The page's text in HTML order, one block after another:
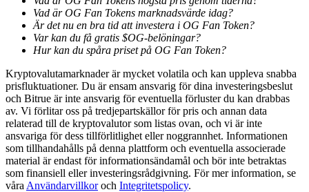
BTR-låsningar
Exklusiva investeringar för BTR-innehavare
Vad är OG Fan Tokens marknadsvärde idag?
Är det nu en bra tid att investera i OG Fan Token?
Var kan du få gratis $OG-belöningar?
Hur kan du spåra priset på OG Fan Token?
Kryptovalutamarknader är mycket volatila och kan uppleva snabba
prisfluktuationer. Du är ensam ansvarig för dina investeringsbeslut
och Bitrue är inte ansvarig för eventuella förluster du kan drabbas
av. Vi förlitar oss på tredjepartskällor för pris och annan data
relaterad till de kryptovalutor som listas ovan, och vi är inte
ansvariga för dess tillförlitlighet eller noggrannhet. Informationen
som tillhandahålls på denna plattform och eventuella associerade
material är endast för informationsändamål och bör inte betraktas
som finansiell eller investeringsrådgivning. För mer information, se
våra Användarvillkoroch Integritetspolicy.